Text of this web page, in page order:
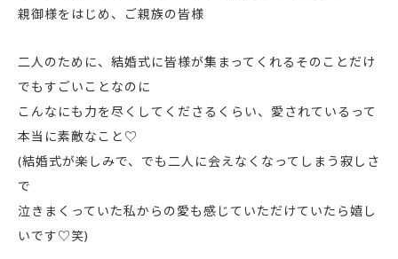
親御様をはじめ、ご親族の皆様
二人のために、結婚式に皆様が集まってくれるそのことだけ
でもすごいことなのに
こんなにも力を尽くしてくださるくらい、愛されているって
本当に素敵なこと♡
(結婚式が楽しみで、でも二人に会えなくなってしまう寂しさ
で
泣きまくっていた私からの愛も感じていただけていたら嬉し
いです♡笑)